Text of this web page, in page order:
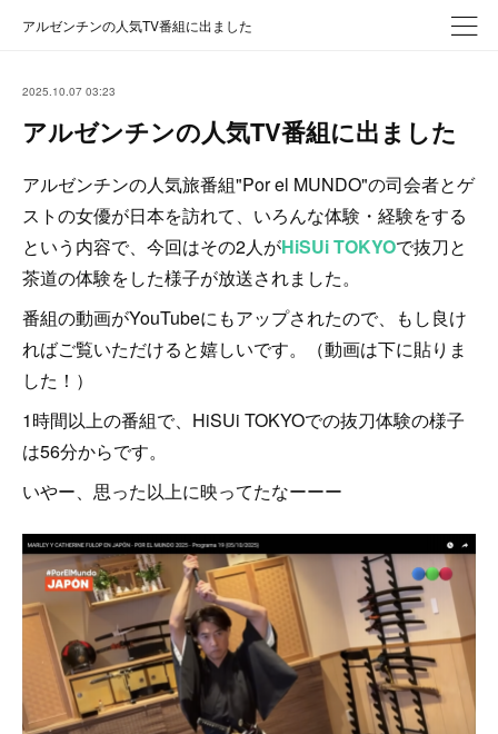
アルゼンチンの人気TV番組に出ました
2025.10.07 03:23
アルゼンチンの人気TV番組に出ました
アルゼンチンの人気旅番組"Por el MUNDO"の司会者とゲ
ストの女優が日本を訪れて、いろんな体験・経験をする
という内容で、今回はその2人がHiSUi TOKYOで抜刀と
茶道の体験をした様子が放送されました。
番組の動画がYouTubeにもアップされたので、もし良け
ればご覧いただけると嬉しいです。（動画は下に貼りま
した！）
1時間以上の番組で、HiSUi TOKYOでの抜刀体験の様子
は56分からです。
いやー、思った以上に映ってたなーーー